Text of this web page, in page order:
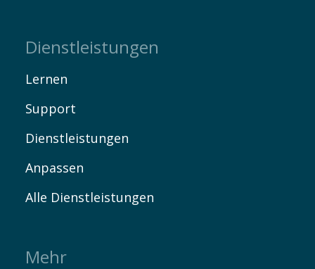
Dienstleistungen
Lernen
Support
Dienstleistungen
Anpassen
Alle Dienstleistungen
Mehr